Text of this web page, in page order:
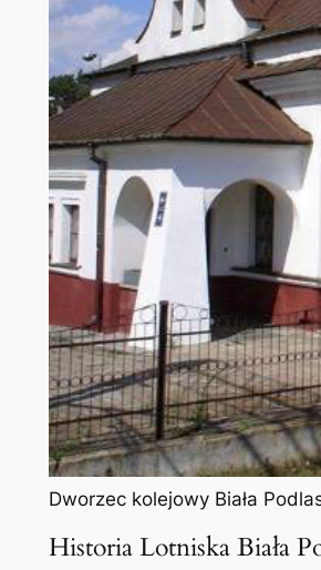
Dworzec kolejowy Biała
Historia Lotniska Biała